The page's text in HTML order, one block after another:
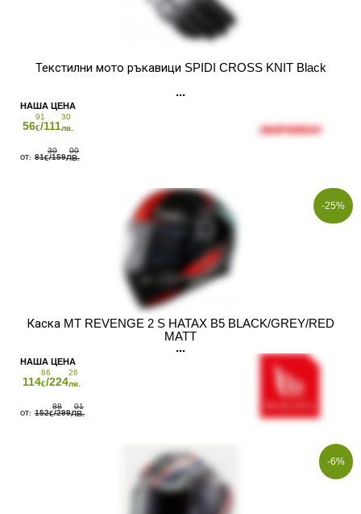
Текстилни мото ръкавици SPIDI CROSS KNIT Black
56
91
€/111
30
лв.
81
30
€/159
00
ЛВ.
-25%
Каска MT REVENGE 2 S HATAX B5 BLACK/GREY/RED
MATT
114
66
€/224
26
лв.
152
88
€/299
01
ЛВ.
-6%